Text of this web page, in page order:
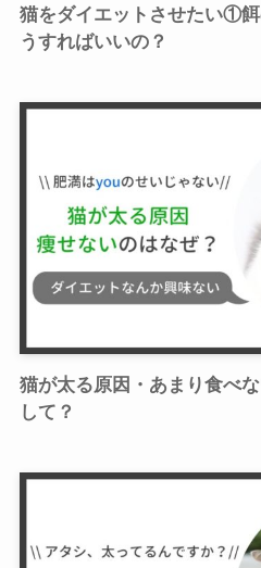
猫をダイエットさせたい①
うすればいいの？
猫が太る原因・あまり食べ
して？